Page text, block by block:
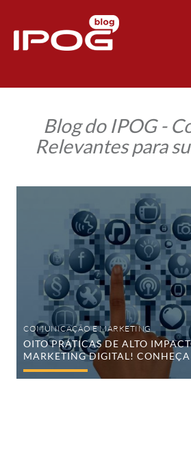
Blog do IPOG -
Relevantes para
Oito
Marketing
Digital!
Conheça
COMUNICAÇÃO E MARKETING
OITO PRÁTICAS DE ALTO
MARKETING DIGITAL! CONHEÇA